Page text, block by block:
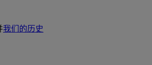
我们的历史